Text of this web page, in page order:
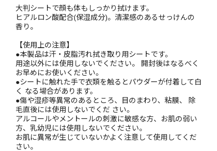
大判シートで顔も体もしっかり拭けます。
ヒアルロン酸配合(保湿成分)。清潔感のあるせっけんの
香り。
【使用上の注意】
●本製品は汗・皮脂汚れ拭き取り用シートです。
用途以外には使用しないでください。 開封後はなるべく
お早めにお使いください。
●シートに触れた手で衣類を触るとパウダーが付着して白
く なる場合があります。
●傷や湿疹等異常のあるところ、目のまわり、粘膜、 除
毛直後には使用しないでくだ さい。
アルコールやメントールの刺激に敏感な方、お肌の弱い
方、乳幼児には使用しないでください。
お肌に異常が生じていないかよく注意して使用してくだ
さい。